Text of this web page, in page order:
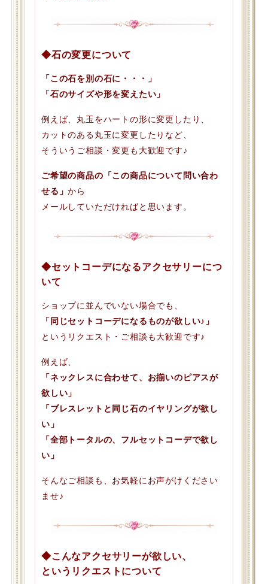
◆石の変更について
「この石を別の石に・・・」
「石のサイズや形を変えたい」
例えば、丸玉をハートの形に変更したり、
カットのある丸玉に変更したりなど、
そういうご相談・変更も大歓迎です♪
ご希望の商品の「この商品について問い合わ
せる」から
メールしていただければと思います。
◆セットコーデになるアクセサリーにつ
いて
ショップに並んでいない場合でも、
「同じセットコーデになるものが欲しい♪」
というリクエスト・ご相談も大歓迎です♪
例えば、
「ネックレスに合わせて、お揃いのピアスが
欲しい」
「ブレスレットと同じ石のイヤリングが欲し
い」
「全部トータルの、フルセットコーデで欲し
い」
そんなご相談も、お気軽にお声がけください
ませ♪
◆こんなアクセサリーが欲しい、
というリクエストについて